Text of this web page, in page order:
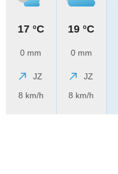
17 °C
0 mm
JZ
8 km/h
19 °C
0 mm
JZ
8 km/h